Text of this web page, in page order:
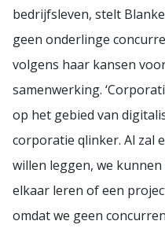
bedrijfsleven, stelt
geen onderlinge
volgens haar kansen
samenwerking.
op het gebied van
corporatie qlinker. Al zal
willen leggen, we
elkaar leren of een
omdat we geen